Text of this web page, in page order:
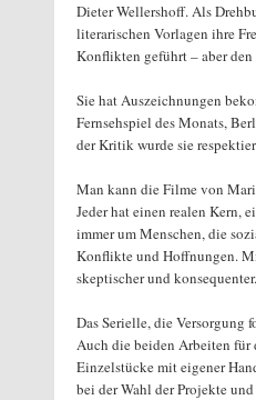
Dieter Wellershoff. Als
literarischen Vorlagen ihre
Konflikten geführt – aber
Sie hat Auszeichnungen
Fernsehspiel des Monats,
der Kritik wurde sie
Man kann die Filme von
Jeder hat einen realen Kern,
immer um Menschen, die
Konflikte und Hoffnungen.
skeptischer und
Das Serielle, die Versorgung
Auch die beiden Arbeiten für
Einzelstücke mit eigener
bei der Wahl der Projekte